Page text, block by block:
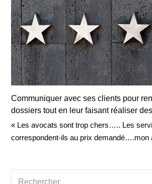
Communiquer avec ses clients pour
dossiers tout en leur faisant réaliser
« Les avocats sont trop chers….. Les
correspondent-ils au prix